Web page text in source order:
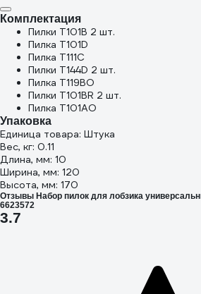
Комплектация
Пилки T101B 2 шт.
Пилка T101D
Пилка T111C
Пилки T144D 2 шт.
Пилка T119BO
Пилки T101BR 2 шт.
Пилка T101AO
Упаковка
Единица товара: Штука
Вес, кг: 0.11
Длина, мм: 10
Ширина, мм: 120
Высота, мм: 170
Отзывы Набор пилок для лобзика
6623572
3.7